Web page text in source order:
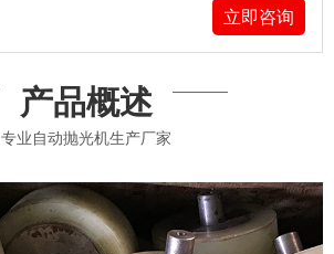
立即咨询
产品概述
专业自动抛光机生产厂家